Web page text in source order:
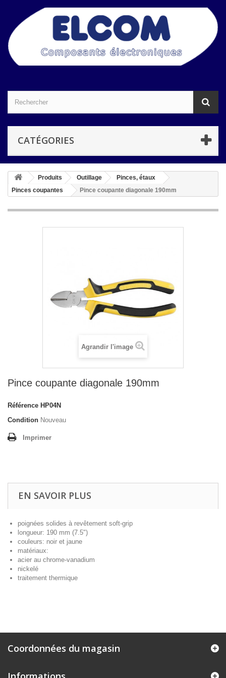
CATÉGORIES
Produits Outillage
Pinces, étaux
Pinces coupantes
Pince coupante diagonale 190mm
Agrandir l'image
Pince coupante diagonale 190mm
Référence HP04N
Condition Nouveau
Imprimer
EN SAVOIR PLUS
poignées solides à revêtement soft-grip
longueur: 190 mm (7.5")
couleurs: noir et jaune
matériaux:
acier au chrome-vanadium
nickelé
traitement thermique
Coordonnées du magasin